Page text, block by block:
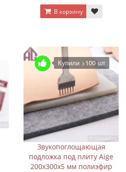
В корзину
Купили >100 шт
Звукопоглощающая
подложка под плиту Aige
200х300х5 мм полиэфир